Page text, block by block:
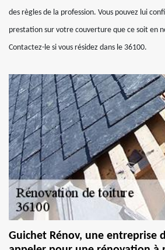
des règles de la profession. Vous pouvez lui
prestation sur votre couverture que ce soit en
Contactez-le si vous résidez dans le 36100.
Guichet Rénov, une entreprise